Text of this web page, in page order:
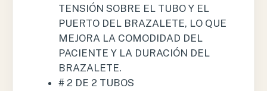
TENSIÓN SOBRE EL TUBO Y EL
PUERTO DEL BRAZALETE, LO QUE
MEJORA LA COMODIDAD DEL
PACIENTE Y LA DURACIÓN DEL
BRAZALETE.
# 2 DE 2 TUBOS